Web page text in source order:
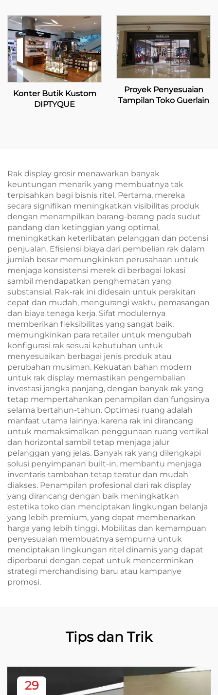
Beauty
Konter Butik Kustom
DIPTYQUE
Proyek Penyesuaian
Tampilan Toko Guerlain
Rak display grosir menawarkan banyak
keuntungan menarik yang membuatnya tak
terpisahkan bagi bisnis ritel. Pertama, mereka
secara signifikan meningkatkan visibilitas produk
dengan menampilkan barang-barang pada sudut
pandang dan ketinggian yang optimal,
meningkatkan keterlibatan pelanggan dan potensi
penjualan. Efisiensi biaya dari pembelian rak dalam
jumlah besar memungkinkan perusahaan untuk
menjaga konsistensi merek di berbagai lokasi
sambil mendapatkan penghematan yang
substansial. Rak-rak ini didesain untuk perakitan
cepat dan mudah, mengurangi waktu pemasangan
dan biaya tenaga kerja. Sifat modulernya
memberikan fleksibilitas yang sangat baik,
memungkinkan para retailer untuk mengubah
konfigurasi rak sesuai kebutuhan untuk
menyesuaikan berbagai jenis produk atau
perubahan musiman. Kekuatan bahan modern
untuk rak display memastikan pengembalian
investasi jangka panjang, dengan banyak rak yang
tetap mempertahankan penampilan dan fungsinya
selama bertahun-tahun. Optimasi ruang adalah
manfaat utama lainnya, karena rak ini dirancang
untuk memaksimalkan penggunaan ruang vertikal
dan horizontal sambil tetap menjaga jalur
pelanggan yang jelas. Banyak rak yang dilengkapi
solusi penyimpanan built-in, membantu menjaga
inventaris tambahan tetap teratur dan mudah
diakses. Penampilan profesional dari rak display
yang dirancang dengan baik meningkatkan
estetika toko dan menciptakan lingkungan belanja
yang lebih premium, yang dapat membenarkan
harga yang lebih tinggi. Mobilitas dan kemampuan
penyesuaian membuatnya sempurna untuk
menciptakan lingkungan ritel dinamis yang dapat
diperbarui dengan cepat untuk mencerminkan
strategi merchandising baru atau kampanye
promosi.
Tips dan Trik
29